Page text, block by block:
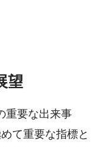
望
重要な出来事
て重要な指標と